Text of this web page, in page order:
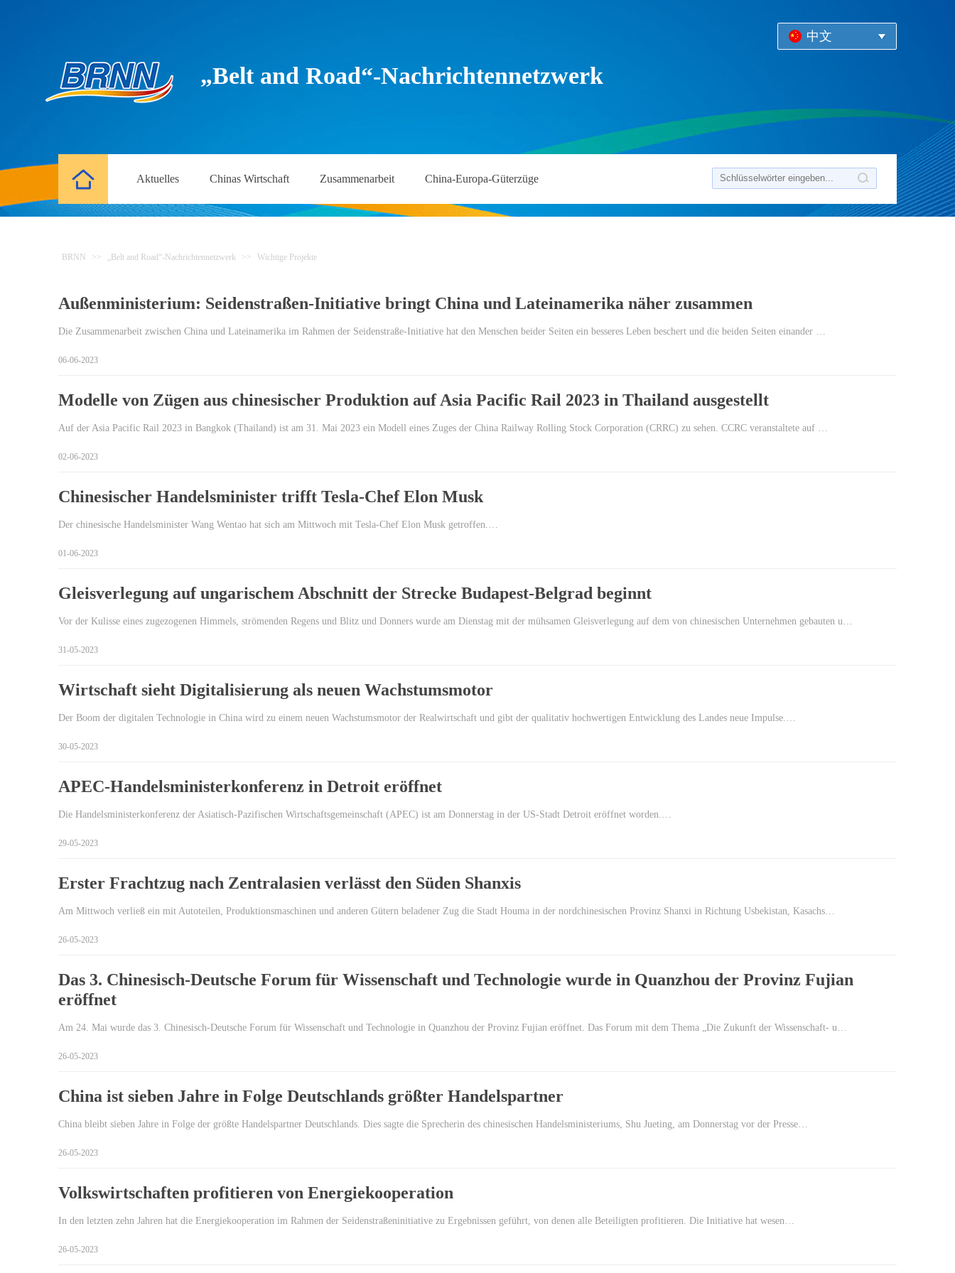
中文
„Belt and Road“-Nachrichtennetzwerk
Aktuelles Chinas Wirtschaft Zusammenarbeit China-Europa-Güterzüge
BRNN >> „Belt and Road“-Nachrichtennetzwerk >> Wichtige Projekte
Außenministerium: Seidenstraßen-Initiative bringt China und Lateinamerika näher zusammen
Die Zusammenarbeit zwischen China und Lateinamerika im Rahmen der Seidenstraße-Initiative hat den Menschen beider Seiten ein besseres Leben beschert und die beiden Seiten einander …
06-06-2023
Modelle von Zügen aus chinesischer Produktion auf Asia Pacific Rail 2023 in Thailand ausgestellt
Auf der Asia Pacific Rail 2023 in Bangkok (Thailand) ist am 31. Mai 2023 ein Modell eines Zuges der China Railway Rolling Stock Corporation (CRRC) zu sehen. CCRC veranstaltete auf …
02-06-2023
Chinesischer Handelsminister trifft Tesla-Chef Elon Musk
Der chinesische Handelsminister Wang Wentao hat sich am Mittwoch mit Tesla-Chef Elon Musk getroffen.…
01-06-2023
Gleisverlegung auf ungarischem Abschnitt der Strecke Budapest-Belgrad beginnt
Vor der Kulisse eines zugezogenen Himmels, strömenden Regens und Blitz und Donners wurde am Dienstag mit der mühsamen Gleisverlegung auf dem von chinesischen Unternehmen gebauten u…
31-05-2023
Wirtschaft sieht Digitalisierung als neuen Wachstumsmotor
Der Boom der digitalen Technologie in China wird zu einem neuen Wachstumsmotor der Realwirtschaft und gibt der qualitativ hochwertigen Entwicklung des Landes neue Impulse.…
30-05-2023
APEC-Handelsministerkonferenz in Detroit eröffnet
Die Handelsministerkonferenz der Asiatisch-Pazifischen Wirtschaftsgemeinschaft (APEC) ist am Donnerstag in der US-Stadt Detroit eröffnet worden.…
29-05-2023
Erster Frachtzug nach Zentralasien verlässt den Süden Shanxis
Am Mittwoch verließ ein mit Autoteilen, Produktionsmaschinen und anderen Gütern beladener Zug die Stadt Houma in der nordchinesischen Provinz Shanxi in Richtung Usbekistan, Kasachs…
26-05-2023
Das 3. Chinesisch-Deutsche Forum für Wissenschaft und Technologie wurde in Quanzhou der Provinz Fujian
eröffnet
Am 24. Mai wurde das 3. Chinesisch-Deutsche Forum für Wissenschaft und Technologie in Quanzhou der Provinz Fujian eröffnet. Das Forum mit dem Thema „Die Zukunft der Wissenschaft- u…
26-05-2023
China ist sieben Jahre in Folge Deutschlands größter Handelspartner
China bleibt sieben Jahre in Folge der größte Handelspartner Deutschlands. Dies sagte die Sprecherin des chinesischen Handelsministeriums, Shu Jueting, am Donnerstag vor der Presse…
26-05-2023
Volkswirtschaften profitieren von Energiekooperation
In den letzten zehn Jahren hat die Energiekooperation im Rahmen der Seidenstraßeninitiative zu Ergebnissen geführt, von denen alle Beteiligten profitieren. Die Initiative hat wesen…
26-05-2023